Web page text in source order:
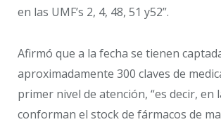
en las UMF’s 2, 4, 48, 51 y52”.
Afirmó que a la fecha se tienen
aproximadamente 300 claves de
primer nivel de atención, “es decir, en
conforman el stock de fármacos de